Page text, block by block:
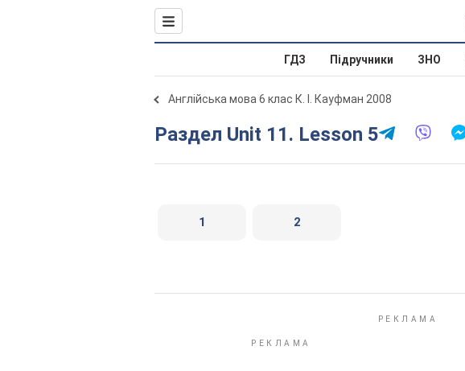
ГДЗ Підручники ЗНО
Англійська мова 6 клас К. І. Кауфман 2008
Раздел Unit 11. Lesson 5
1 2